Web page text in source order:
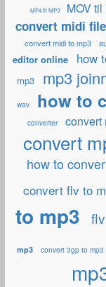
MP4 til MP3 MOV til
convert midi
convert midi to mp3
editor online
how
mp3
mp3
wav how to
converter
convert
convert
how to
convert flv to
to mp3
mp3 convert 3gp to mp3